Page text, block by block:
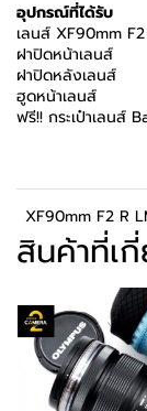
อุปกรณ์ที่ได้รับ
เลนส์ XF90mm
ฝาปิดหน้าเลนส์
ฝาปิดหลังเลนส์
ฮูดหน้าเลนส์
ฟรี!! กระเป๋าเลนส์
XF90mm F2 R
สินค้าที่เ